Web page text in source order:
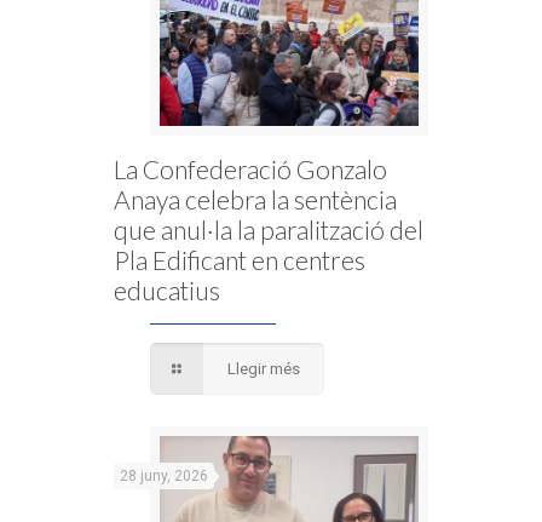
La Confederació Gonzalo
Anaya celebra la sentència
que anul·la la paralització del
Pla Edificant en centres
educatius
Llegir més
28 juny, 2026